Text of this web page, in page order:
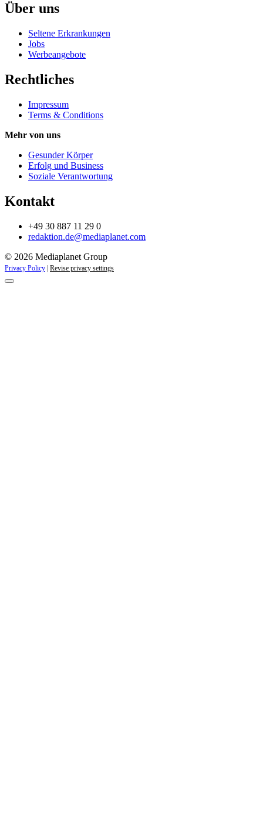
Über uns
Seltene Erkrankungen
Jobs
Werbeangebote
Rechtliches
Impressum
Terms & Conditions
Mehr von uns
Gesunder Körper
Erfolg und Business
Soziale Verantwortung
Kontakt
+49 30 887 11 29 0
redaktion.de@mediaplanet.com
© 2026 Mediaplanet Group
Privacy Policy Revise privacy settings